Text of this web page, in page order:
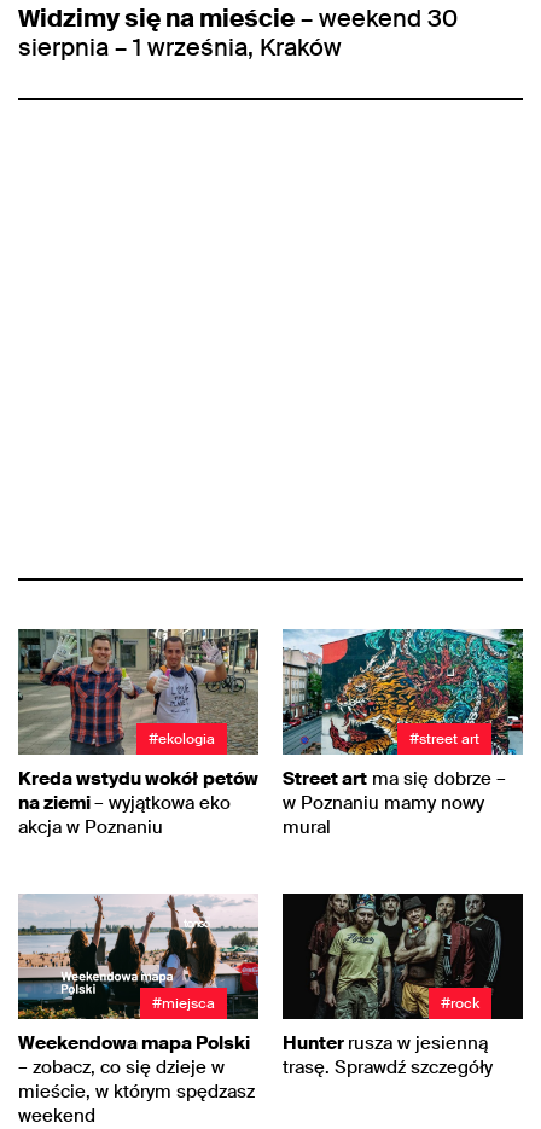
Widzimy się na mieście– weekend 30
sierpnia – 1 września, Kraków
#ekologia
Kreda wstydu wokół petów
na ziemi– wyjątkowa eko
akcja w Poznaniu
#street art
Street art ma się dobrze –
w Poznaniu mamy nowy
mural
#miejsca
Weekendowa mapa Polski
– zobacz, co się dzieje w
mieście, w którym spędzasz
weekend
#rock
Hunter rusza w jesienną
trasę. Sprawdź szczegóły